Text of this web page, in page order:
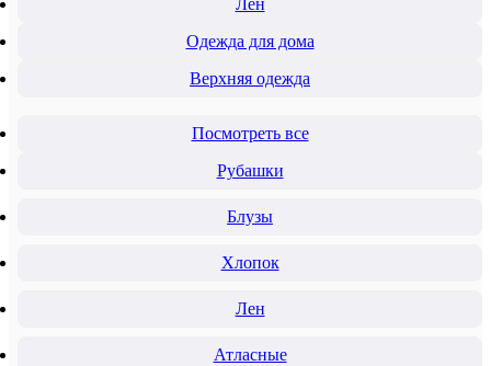
Одежда для дома
Верхняя одежда
Посмотреть все
Рубашки
Блузы
Хлопок
Лен
Атласные